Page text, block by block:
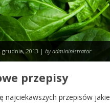
grudnia, 2013 | by admininistrator
przepisy
najciekawszych przepisów jakie